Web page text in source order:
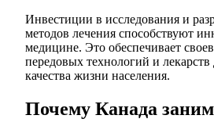
Инвестиции в исследования и
методов лечения способствуют
медицине. Это обеспечивает
передовых технологий и
качества жизни населения.
Почему Канада